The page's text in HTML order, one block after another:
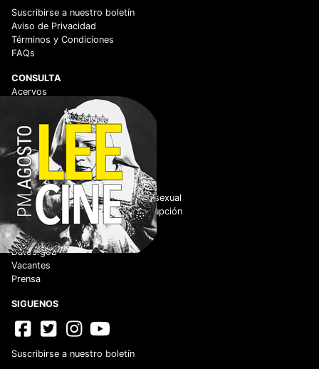
Suscribirse a nuestro boletín
Aviso de Privacidad
Términos y Condiciones
FAQs
CONSULTA
Acervos
Historico de películas
Centro de documentación
Videoteca Digital
ENLACES DE INTERÉS
Adquisiciones
Normateca
Cero tolerancia al hostigamiento sexual
No tolerancia a los actos de corrupción
Código de Conducta
Código de Ética
Datos.gob
Vacantes
Prensa
SIGUENOS
Suscribirse a nuestro boletín